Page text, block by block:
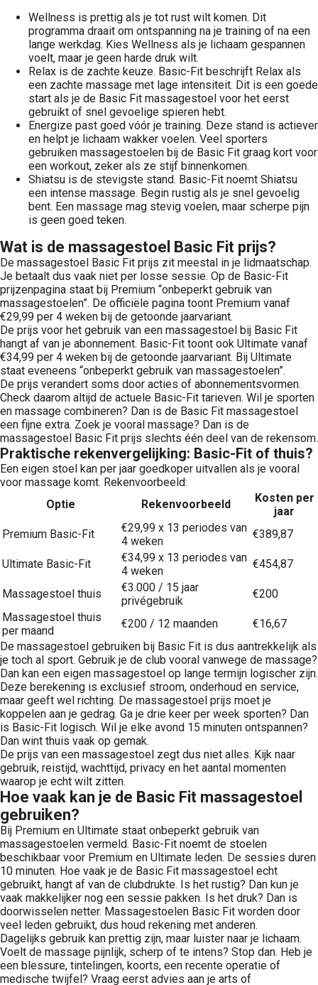
Wellness is prettig als je tot rust wilt komen. Dit
programma draait om ontspanning na je training of na een
lange werkdag. Kies Wellness als je lichaam gespannen
voelt, maar je geen harde druk wilt.
Relax is de zachte keuze. Basic-Fit beschrijft Relax als
een zachte massage met lage intensiteit. Dit is een goede
start als je de Basic Fit massagestoel voor het eerst
gebruikt of snel gevoelige spieren hebt.
Energize past goed vóór je training. Deze stand is actiever
en helpt je lichaam wakker voelen. Veel sporters
gebruiken massagestoelen bij de Basic Fit graag kort voor
een workout, zeker als ze stijf binnenkomen.
Shiatsu is de stevigste stand. Basic-Fit noemt Shiatsu
een intense massage. Begin rustig als je snel gevoelig
bent. Een massage mag stevig voelen, maar scherpe pijn
is geen goed teken.
Wat is de massagestoel Basic Fit prijs?
De massagestoel Basic Fit prijs zit meestal in je lidmaatschap.
Je betaalt dus vaak niet per losse sessie. Op de Basic-Fit
prijzenpagina staat bij Premium “onbeperkt gebruik van
massagestoelen”. De officiële pagina toont Premium vanaf
€29,99 per 4 weken bij de getoonde jaarvariant.
De prijs voor het gebruik van een massagestoel bij Basic Fit
hangt af van je abonnement. Basic-Fit toont ook Ultimate vanaf
€34,99 per 4 weken bij de getoonde jaarvariant. Bij Ultimate
staat eveneens “onbeperkt gebruik van massagestoelen”.
De prijs verandert soms door acties of abonnementsvormen.
Check daarom altijd de actuele Basic-Fit tarieven. Wil je sporten
en massage combineren? Dan is de Basic Fit massagestoel
een fijne extra. Zoek je vooral massage? Dan is de
massagestoel Basic Fit prijs slechts één deel van de rekensom.
Praktische rekenvergelijking: Basic-Fit of thuis?
Een eigen stoel kan per jaar goedkoper uitvallen als je vooral
voor massage komt. Rekenvoorbeeld:
Optie
Rekenvoorbeeld
Kosten per
jaar
Premium Basic-Fit
€29,99 x 13 periodes van
4 weken
€389,87
Ultimate Basic-Fit
€34,99 x 13 periodes van
4 weken
€454,87
Massagestoel thuis
€3.000 / 15 jaar
privégebruik
€200
Massagestoel thuis
per maand
€200 / 12 maanden
€16,67
De massagestoel gebruiken bij Basic Fit is dus aantrekkelijk als
je toch al sport. Gebruik je de club vooral vanwege de massage?
Dan kan een eigen massagestoel op lange termijn logischer zijn.
Deze berekening is exclusief stroom, onderhoud en service,
maar geeft wel richting. De massagestoel prijs moet je
koppelen aan je gedrag. Ga je drie keer per week sporten? Dan
is Basic-Fit logisch. Wil je elke avond 15 minuten ontspannen?
Dan wint thuis vaak op gemak.
De prijs van een massagestoel zegt dus niet alles. Kijk naar
gebruik, reistijd, wachttijd, privacy en het aantal momenten
waarop je echt wilt zitten.
Hoe vaak kan je de Basic Fit massagestoel
gebruiken?
Bij Premium en Ultimate staat onbeperkt gebruik van
massagestoelen vermeld. Basic-Fit noemt de stoelen
beschikbaar voor Premium en Ultimate leden. De sessies duren
10 minuten. Hoe vaak je de Basic Fit massagestoel echt
gebruikt, hangt af van de clubdrukte. Is het rustig? Dan kun je
vaak makkelijker nog een sessie pakken. Is het druk? Dan is
doorwisselen netter. Massagestoelen Basic Fit worden door
veel leden gebruikt, dus houd rekening met anderen.
Dagelijks gebruik kan prettig zijn, maar luister naar je lichaam.
Voelt de massage pijnlijk, scherp of te intens? Stop dan. Heb je
een blessure, tintelingen, koorts, een recente operatie of
medische twijfel? Vraag eerst advies aan je arts of